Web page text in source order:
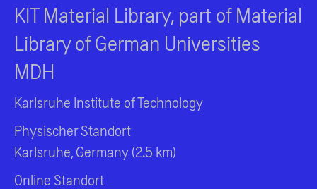
KIT Material Library, part of Material
Library of German Universities
MDH
Karlsruhe Institute of Technology
Physischer Standort
Karlsruhe, Germany (2.5 km)
Online Standort